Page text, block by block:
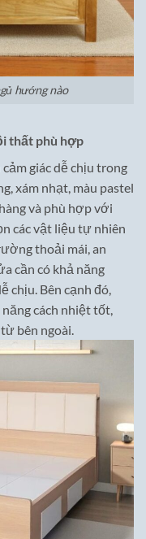
hướng nào
thất phù hợp
giác dễ chịu trong
xám nhạt, màu pastel
và phù hợp với
các vật liệu tự nhiên
thoải mái, an
cần có khả năng
chịu. Bên cạnh đó,
cách nhiệt tốt,
bên ngoài.